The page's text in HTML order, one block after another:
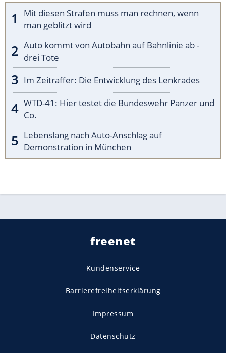
Mit diesen Strafen muss man rechnen, wenn
man geblitzt wird
Auto kommt von Autobahn auf Bahnlinie ab -
drei Tote
Im Zeitraffer: Die Entwicklung des Lenkrades
WTD-41: Hier testet die Bundeswehr Panzer und
Co.
Lebenslang nach Auto-Anschlag auf
Demonstration in München
freenet
Kundenservice
Barrierefreiheitserklärung
Impressum
Datenschutz